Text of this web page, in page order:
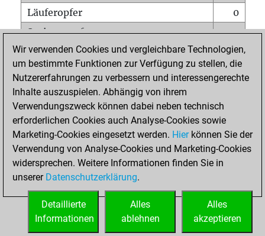
Läuferopfer
0
Springeropfer
0
Bauernopfer
0
Matt auf vollem Brett
0
Bauer setzt Matt
Erstickte Matts
Unterverwandlungen
0
Türme auf der siebten
0
STARTSEITE
Wir verwenden Cookies und vergleichbare Technologien,
um bestimmte Funktionen zur Verfügung zu stellen, die
Nutzererfahrungen zu verbessern und interessengerechte
Inhalte auszuspielen. Abhängig von ihrem
Verwendungszweck können dabei neben technisch
erforderlichen Cookies auch Analyse-Cookies sowie
Marketing-Cookies eingesetzt werden. Hierkönnen Sie der
Verwendung von Analyse-Cookies und Marketing-Cookies
widersprechen. Weitere Informationen finden Sie in
unserer Datenschutzerklärung.
Alles
akzeptieren
Alles
ablehnen
Detaillierte
Informationen